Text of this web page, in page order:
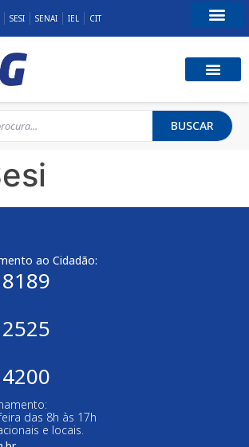
SESI SENAI IEL CIT
BUSCAR
ao Cidadão:
das 8h às 17h
e locais.